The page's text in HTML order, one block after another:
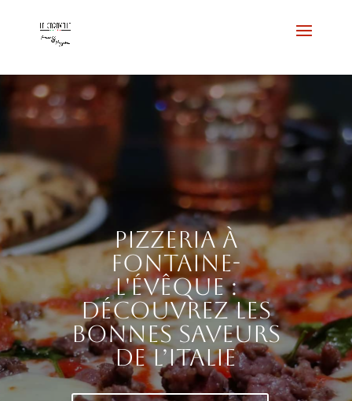
Pizzeria à
Fontaine-
l'Évêque :
découvrez les
bonnes saveurs
de l’Italie